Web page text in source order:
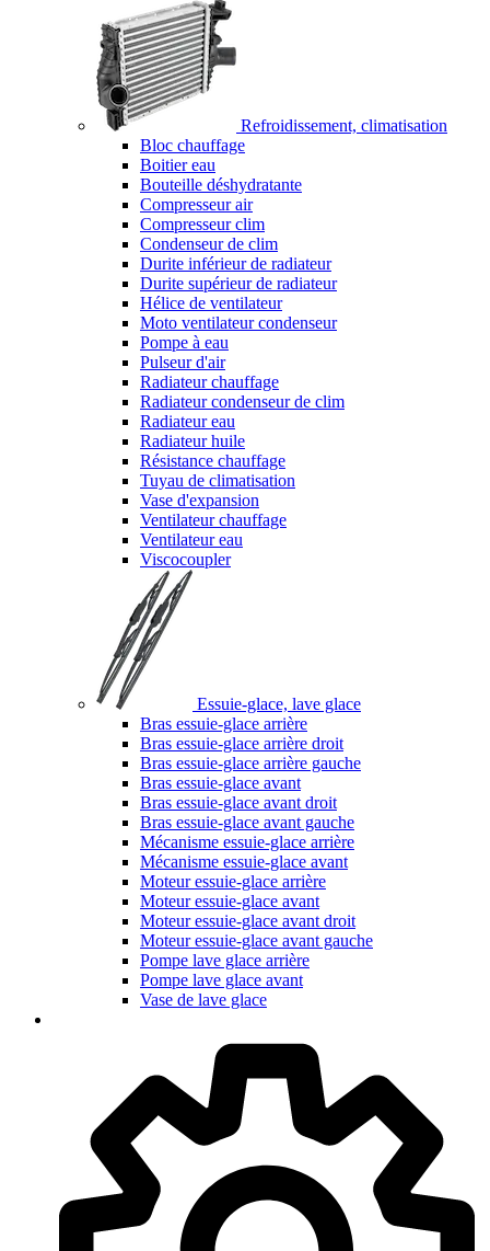
Refroidissement, climatisation
Bloc chauffage
Boitier eau
Bouteille déshydratante
Compresseur air
Compresseur clim
Condenseur de clim
Durite inférieur de radiateur
Durite supérieur de radiateur
Hélice de ventilateur
Moto ventilateur condenseur
Pompe à eau
Pulseur d'air
Radiateur chauffage
Radiateur condenseur de clim
Radiateur eau
Radiateur huile
Résistance chauffage
Tuyau de climatisation
Vase d'expansion
Ventilateur chauffage
Ventilateur eau
Viscocoupler
Essuie-glace, lave glace
Bras essuie-glace arrière
Bras essuie-glace arrière droit
Bras essuie-glace arrière gauche
Bras essuie-glace avant
Bras essuie-glace avant droit
Bras essuie-glace avant gauche
Mécanisme essuie-glace arrière
Mécanisme essuie-glace avant
Moteur essuie-glace arrière
Moteur essuie-glace avant
Moteur essuie-glace avant droit
Moteur essuie-glace avant gauche
Pompe lave glace arrière
Pompe lave glace avant
Vase de lave glace